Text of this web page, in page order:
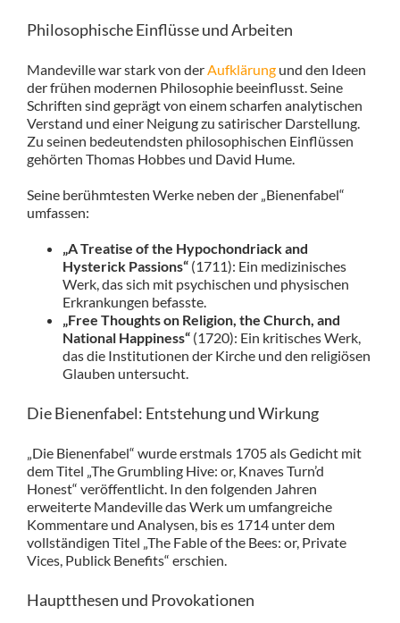
Philosophische Einflüsse und Arbeiten
Mandeville war stark von derAufklärungund den Ideen
der frühen modernen Philosophie beeinflusst. Seine
Schriften sind geprägt von einem scharfen analytischen
Verstand und einer Neigung zu satirischer Darstellung.
Zu seinen bedeutendsten philosophischen Einflüssen
gehörten Thomas Hobbes und David Hume.
Seine berühmtesten Werke neben der „Bienenfabel“
umfassen:
„A Treatise of the Hypochondriack and
Hysterick Passions“(1711): Ein medizinisches
Werk, das sich mit psychischen und physischen
Erkrankungen befasste.
„Free Thoughts on Religion, the Church, and
National Happiness“(1720): Ein kritisches Werk,
das die Institutionen der Kirche und den religiösen
Glauben untersucht.
Die Bienenfabel: Entstehung und Wirkung
„Die Bienenfabel“ wurde erstmals 1705 als Gedicht mit
dem Titel „The Grumbling Hive: or, Knaves Turn’d
Honest“ veröffentlicht. In den folgenden Jahren
erweiterte Mandeville das Werk um umfangreiche
Kommentare und Analysen, bis es 1714 unter dem
vollständigen Titel „The Fable of the Bees: or, Private
Vices, Publick Benefits“ erschien.
Hauptthesen und Provokationen